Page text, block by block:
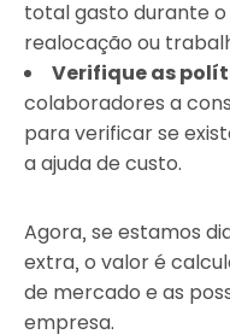
total gasto durante
realocação ou
Verifique as
colaboradores a
para verificar se
a ajuda de custo.
Agora, se estamos
extra, o valor é
de mercado e as
empresa.